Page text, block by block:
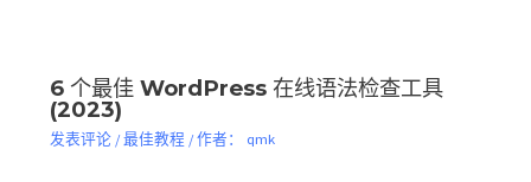
6 个最佳 WordPress 在线语法检查工具
(2023)
发表评论 /最佳教程 / 作者： qmk